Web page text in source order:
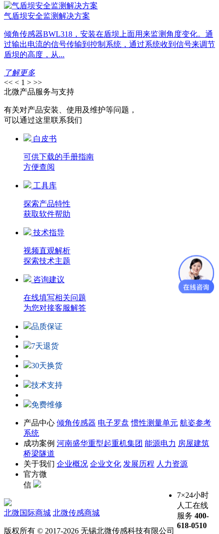
气盾坝安全监测解决方案
倾角传感器BWL318，安装在盾坝上面用来监测角度变化。通
过输出电流的信号传输到控制系统，通过系统收到信号来调节
盾坝的高度，从...
了解更多
<< < 1 > >>
北微产品服务与支持
有关对产品安装、使用及维护等问题，
可以通过这里联系我们
白皮书
可供下载的手册指南
方便查阅
工具库
探索产品特性
获取软件帮助
技术指导
视频直观解析
探索技术主题
咨询建议
在线填写相关问题
为您对接客服解答
品质保证
7天退货
30天换货
技术支持
免费维修
产品中心 倾角传感器 电子罗盘 惯性测量单元 航姿参考
系统
成功案例 河南盛华重型起重机集团 能源电力 房屋建筑
桥梁隧道
关于我们 企业概况 企业文化 发展历程 人力资源
官方微
信
7×24小时
人工在线
服务 400-
618-0510
北微国际商城 北微传感商城
版权所有 © 2017-2026 无锡北微传感科技有限公司